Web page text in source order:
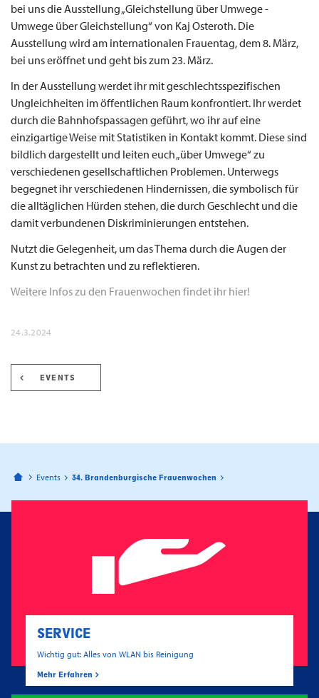
bei uns die Ausstellung „Gleichstellung über Umwege -
Umwege über Gleichstellung“ von Kaj Osteroth. Die
Ausstellung wird am internationalen Frauentag, dem 8. März,
bei uns eröffnet und geht bis zum 23. März.
In der Ausstellung werdet ihr mit geschlechtsspezifischen
Ungleichheiten im öffentlichen Raum konfrontiert. Ihr werdet
durch die Bahnhofspassagen geführt, wo ihr auf eine
einzigartige Weise mit Statistiken in Kontakt kommt. Diese sind
bildlich dargestellt und leiten euch „über Umwege“ zu
verschiedenen gesellschaftlichen Problemen. Unterwegs
begegnet ihr verschiedenen Hindernissen, die symbolisch für
die alltäglichen Hürden stehen, die durch Geschlecht und die
damit verbundenen Diskriminierungen entstehen.
Nutzt die Gelegenheit, um das Thema durch die Augen der
Kunst zu betrachten und zu reflektieren.
Weitere Infos zu den Frauenwochen findet ihr hier!
24.3.2024
EVENTS
Bahnhofspassagen Potsdam
Events 34. Brandenburgische Frauenwochen
SERVICE
Wichtig gut: Alles von WLAN bis Reinigung
Mehr Erfahren